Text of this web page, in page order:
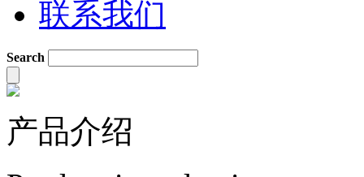
联系我们
Search
产品介绍